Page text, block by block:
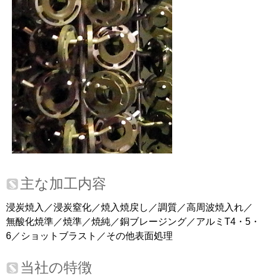
主な加工内容
浸炭焼入／浸炭窒化／焼入焼戻し／調質／高周波焼入れ／
無酸化焼準／焼準／焼純／銅ブレージング／アルミT4・5・
6／ショットブラスト／その他表面処理
当社の特徴